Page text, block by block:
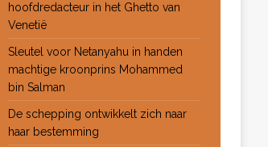
hoofdredacteur in het Ghetto van
Venetië
Sleutel voor Netanyahu in handen
machtige kroonprins Mohammed
bin Salman
De schepping ontwikkelt zich naar
haar bestemming